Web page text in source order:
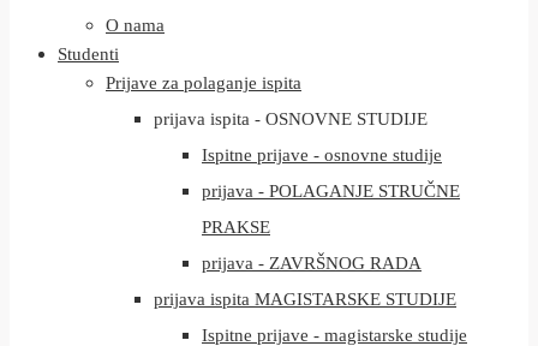
O nama
Studenti
Prijave za polaganje ispita
prijava ispita - OSNOVNE STUDIJE
Ispitne prijave - osnovne studije
prijava - POLAGANJE STRUČNE
PRAKSE
prijava - ZAVRŠNOG RADA
prijava ispita MAGISTARSKE STUDIJE
Ispitne prijave - magistarske studije